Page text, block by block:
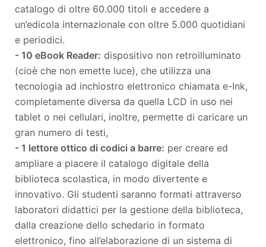
catalogo di oltre 60.000 titoli e accedere a
un’edicola internazionale con oltre 5.000 quotidiani
e periodici.
- 10 eBook Reader: dispositivo non retroilluminato
(cioè che non emette luce), che utilizza una
tecnologia ad inchiostro elettronico chiamata e-Ink,
completamente diversa da quella LCD in uso nei
tablet o nei cellulari, inoltre, permette di caricare un
gran numero di testi,
- 1 lettore ottico di codici a barre: per creare ed
ampliare a piacere il catalogo digitale della
biblioteca scolastica, in modo divertente e
innovativo. Gli studenti saranno formati attraverso
laboratori didattici per la gestione della biblioteca,
dalla creazione dello schedario in formato
elettronico, fino all’elaborazione di un sistema di